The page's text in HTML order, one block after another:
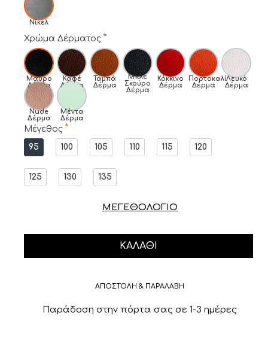
Νίκελ
Χρώμα Δέρματος
Μαύρο
Δέρμα
Καφέ
Δέρμα
Ταμπά
Δέρμα
Μπλε
Σκούρο
Δέρμα
Κόκκινο
Δέρμα
Πορτοκαλί
Δέρμα
Λευκό
Δέρμα
Nude
Δέρμα
Μέντα
Δέρμα
Μέγεθος
95
100 105 110 115 120
125 130 135
ΚΑΛΆΘΙ
ΜΕΓΕΘΟΛΟΓΙΟ
ΑΠΟΣΤΟΛΗ & ΠΑΡΑΛΑΒΗ
Παράδοση στην πόρτα σας σε 1-3 ημέρες